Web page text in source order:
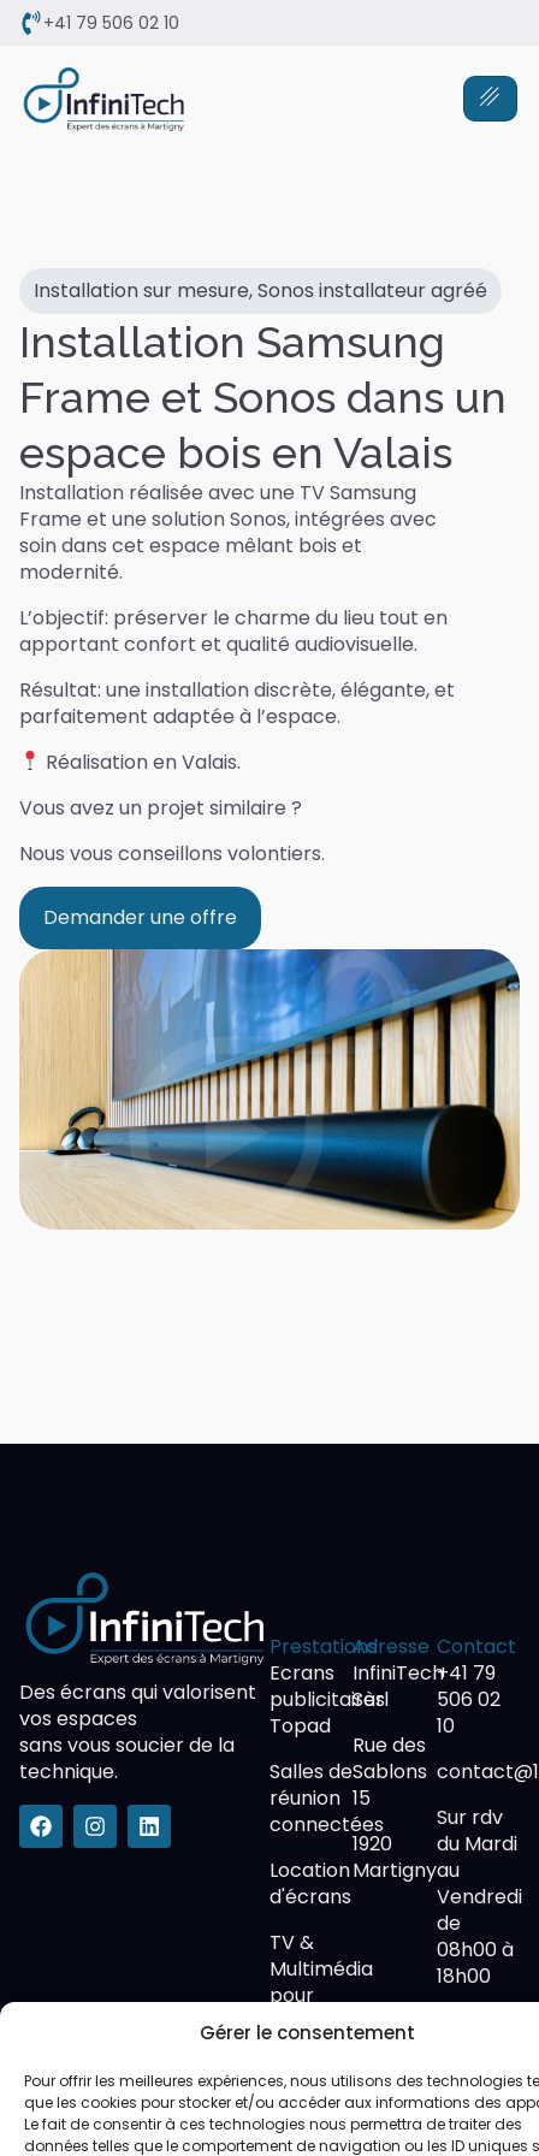
Gérer le consentement
Pour offrir les meilleures expériences, nous utilisons des technologies
que les cookies pour stocker et/ou accéder aux informations des
Le fait de consentir à ces technologies nous permettra de traiter des
données telles que le comportement de navigation ou les ID uniques
+41 79 506 02 10
Installation sur mesure,Sonos installateur agréé
Installation Samsung
Frame et Sonos dans un
espace bois en Valais
Installation réalisée avec une TV Samsung
Frame et une solution Sonos, intégrées avec
soin dans cet espace mêlant bois et
modernité.
L’objectif: préserver le charme du lieu tout en
apportant confort et qualité audiovisuelle.
Résultat: une installation discrète, élégante, et
parfaitement adaptée à l’espace.
Réalisation en Valais.
Vous avez un projet similaire ?
Nous vous conseillons volontiers.
Demander une offre
Des écrans qui valorisent
vos espaces
sans vous soucier de la
technique.
Prestations
Ecrans
publicitaires
Topad
Salles de
réunion
connectées
Location
d'écrans
TV &
Multimédia
pour
Adresse
InfiniTech
Sàrl
Rue des
Sablons
15
1920
Martigny
Contact
+41 79
506 02
10
Sur rdv
du Mardi
au
Vendredi
de
08h00 à
18h00